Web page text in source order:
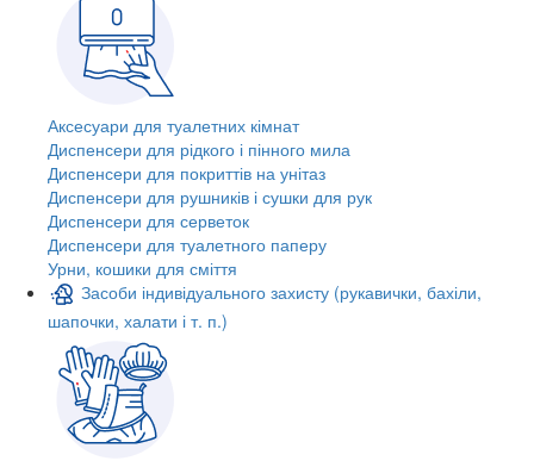
Аксесуари для туалетних кімнат
Диспенсери для рідкого і пінного мила
Диспенсери для покриттів на унітаз
Диспенсери для рушників і сушки для рук
Диспенсери для серветок
Диспенсери для туалетного паперу
Урни, кошики для сміття
Засоби індивідуального захисту (рукавички, бахіли,
шапочки, халати і т. п.)